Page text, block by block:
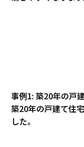
事例1: 築20年の戸
築20年の戸建て住
した。